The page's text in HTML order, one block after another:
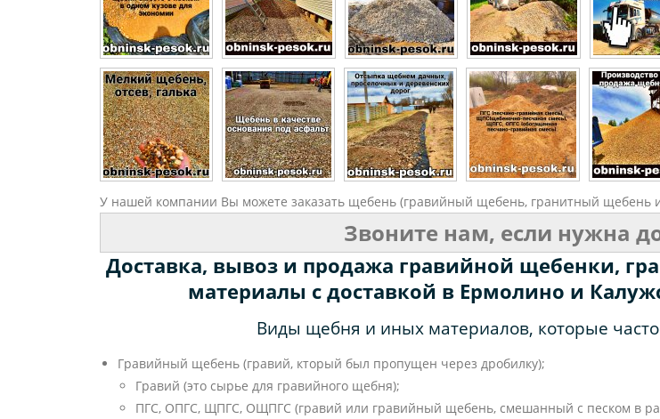
У нашей компании Вы можете заказать щебень (гравийный щебень, гранитный щебень
Звоните нам, если нужна
Доставка, вывоз и продажа гравийной щебенки,
материалы с доставкой в Ермолино и
Виды щебня и иных материалов, которые
Гравийный щебень (гравий, кторый был пропущен через дробилку);
Гравий (это сырье для гравийного щебня);
ПГС, ОПГС, ЩПГС, ОЩПГС (гравий или гравийный щебень, смешанный с песком в